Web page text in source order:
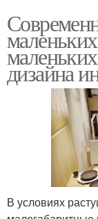
дизайна
В условиях